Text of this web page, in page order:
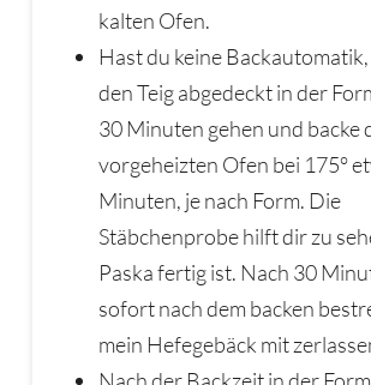
kalten Ofen.
Hast du keine
den Teig abgedeckt in der
30 Minuten gehen und backe
vorgeheizten Ofen bei 175°
Minuten, je nach Form. Die
Stäbchenprobe hilft dir zu
Paska fertig ist. Nach 30
sofort nach dem backen
mein Hefegebäck mit